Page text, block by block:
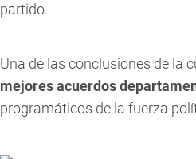
partido.
Una de las conclusiones de la
mejores acuerdos
programáticos de la fuerza